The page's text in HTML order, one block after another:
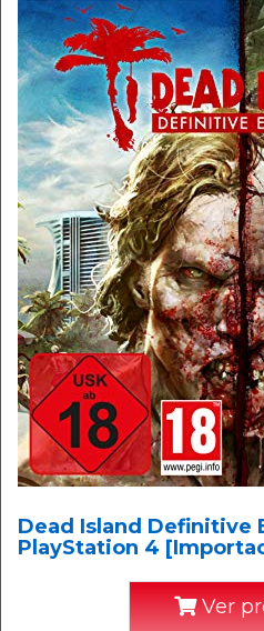
Dead Island Definitive
PlayStation 4
Ver